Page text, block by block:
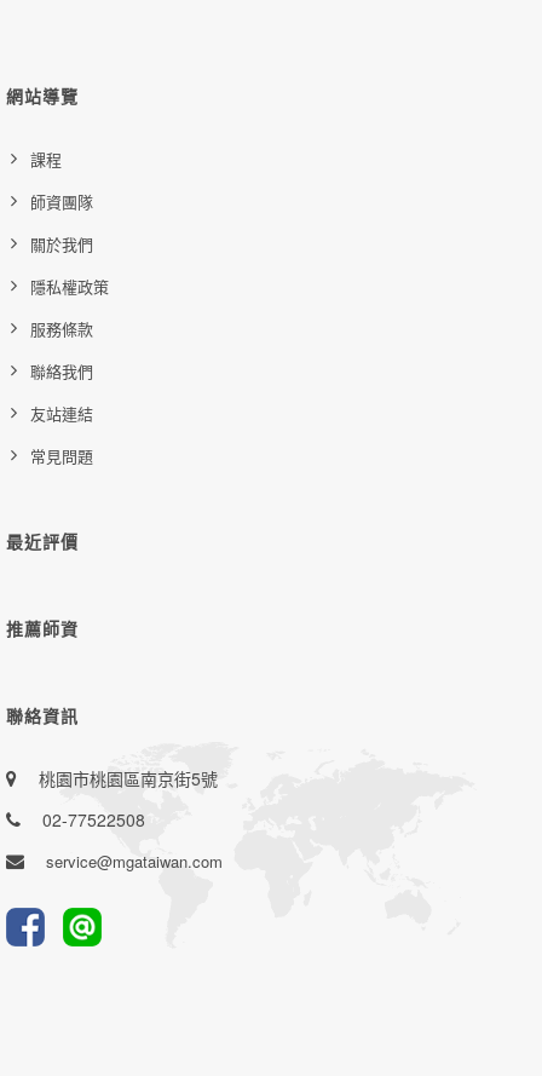
網站導覽
課程
師資團隊
關於我們
隱私權政策
服務條款
聯絡我們
友站連結
常見問題
最近評價
推薦師資
聯絡資訊
桃園市桃園區南京街5號
02-77522508
service@mgataiwan.com